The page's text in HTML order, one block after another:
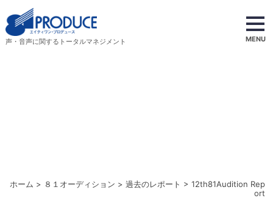
声・音声に関するトータルマネジメント MENU
ホーム > ８１オーディション > 過去のレポート > 12th81Audition Rep
ort